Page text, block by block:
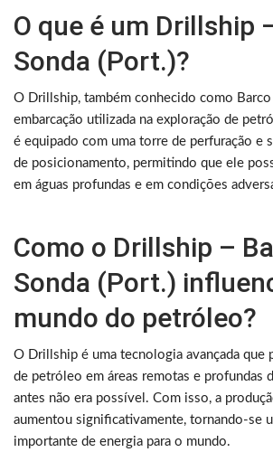
O que é um Drillship
Sonda (Port.)?
O Drillship, também conhecido como Barco
embarcação utilizada na exploração de
é equipado com uma torre de perfuração e
de posicionamento, permitindo que ele
em águas profundas e em condições
Como o Drillship –
Sonda (Port.)
mundo do petróleo?
O Drillship é uma tecnologia avançada que
de petróleo em áreas remotas e profundas
antes não era possível. Com isso, a
aumentou significativamente, tornando-se
importante de energia para o mundo.